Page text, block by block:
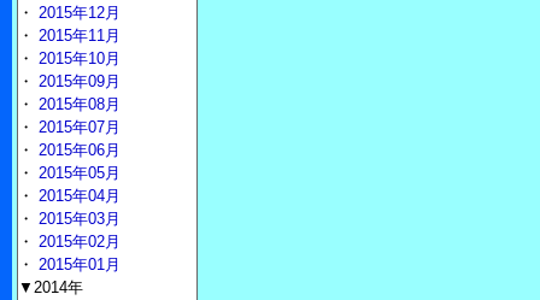
・ 2015年12月
・ 2015年11月
・ 2015年10月
・ 2015年09月
・ 2015年08月
・ 2015年07月
・ 2015年06月
・ 2015年05月
・ 2015年04月
・ 2015年03月
・ 2015年02月
・ 2015年01月
▼2014年